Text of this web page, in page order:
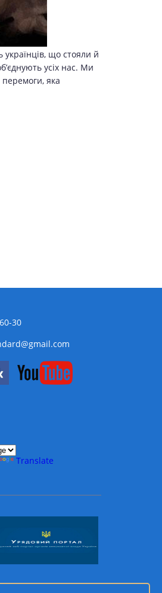
українців, що стояли й
усіх нас. Ми
яка
30
Translate